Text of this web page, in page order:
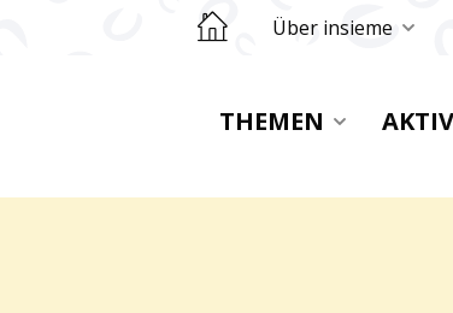
Retourner sur la page d'accueil
Über insieme
THEMEN